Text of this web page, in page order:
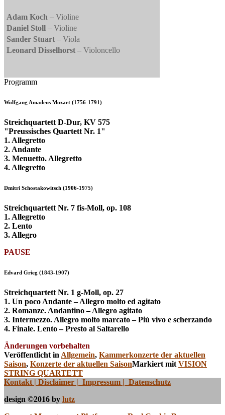
Adam Koch – Violine
Daniel Stoll – Violine
Sander Stuart – Viola
Leonard Disselhorst – Violoncello
Programm
Wolfgang Amadeus Mozart (1756-1791)
Streichquartett D-Dur, KV 575
"Preussisches Quartett Nr. 1"
1. Allegretto
2. Andante
3. Menuetto. Allegretto
4. Allegretto
Dmitri Schostakowitsch (1906-1975)
Streichquartett Nr. 7 fis-Moll, op. 108
1. Allegretto
2. Lento
3. Allegro
PAUSE
Edvard Grieg (1843-1907)
Streichquartett Nr. 1 g-Moll, op. 27
1. Un poco Andante – Allegro molto ed agitato
2. Romanze. Andantino – Allegro agitato
3. Intermezzo. Allegro molto marcato – Più vivo e scherzando
4. Finale. Lento – Presto al Saltarello
Änderungen vorbehalten
Veröffentlicht in Allgemein, Kammerkonzerte der aktuellen
Saison, Konzerte der aktuellen SaisonMarkiert mit VISION
STRING QUARTETT
Kontakt | Disclaimer | Impressum | Datenschutz
design ©2016 by lutz